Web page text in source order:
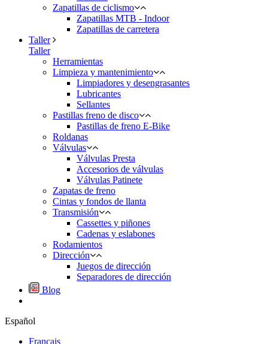
Zapatillas de ciclismo
Zapatillas MTB - Indoor
Zapatillas de carretera
Taller
Taller
Herramientas
Limpieza y mantenimiento
Limpiadores y desengrasantes
Lubricantes
Sellantes
Pastillas freno de disco
Pastillas de freno E-Bike
Roldanas
Válvulas
Válvulas Presta
Accesorios de válvulas
Válvulas Patinete
Zapatas de freno
Cintas y fondos de llanta
Transmisión
Cassettes y piñones
Cadenas y eslabones
Rodamientos
Dirección
Juegos de dirección
Separadores de dirección
Blog
Español
Français